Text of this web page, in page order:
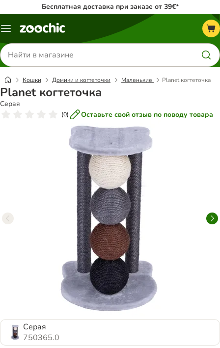
Бесплатная доставка при заказе от 39€*
Каталог
Поиск
товаров
Кошки Домики и когтеточки Маленькие Planet когтеточка
Planet когтеточка
Серая
(0) Оставьте свой отзыв по поводу товара
Серая
750365.0